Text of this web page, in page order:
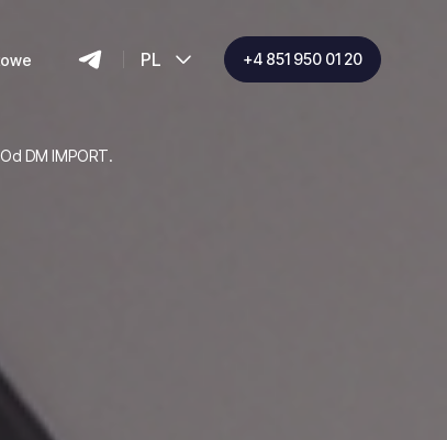
PL +4 851 950 01 20
DM IMPORT.